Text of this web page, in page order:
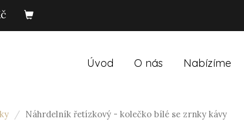
Úvod O nás Nabízíme
Náhrdelník řetízkový - kolečko bílé se zrnky kávy